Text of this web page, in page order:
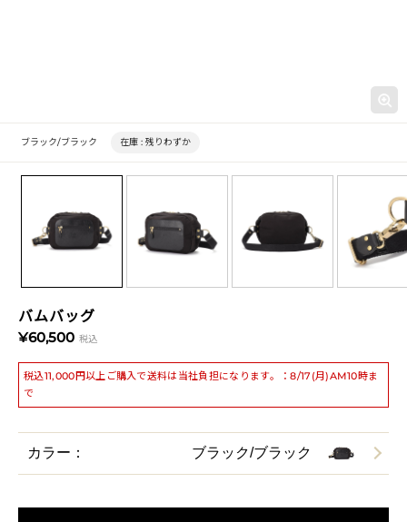
バムバッグ
¥60,500 税込
税込11,000円以上ご購入で送料は当社負担になります。：8/17(月)AM10時ま
で
ブラック/ブラック 在庫 : 残りわずか
カラー： ブラック/ブラック